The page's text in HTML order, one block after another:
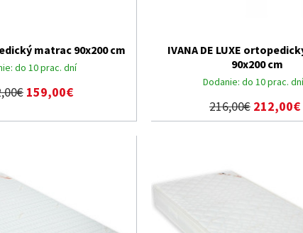
do 10 prac. dní
matrac 90x200 cm
159,00€
Dodanie: do 10 prac.
IVANA DE LUXE
90x200 cm
216,00€ 212,00€